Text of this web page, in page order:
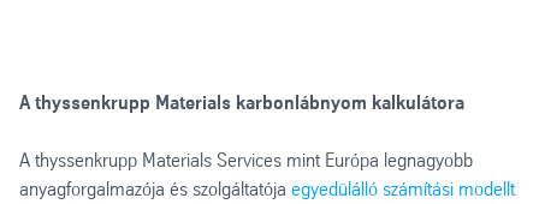
A thyssenkrupp Materials karbonlábnyom kalkulátora
A thyssenkrupp Materials Services mint Európa legnagyobb
anyagforgalmazója és szolgáltatója egyedülálló számítási modellt